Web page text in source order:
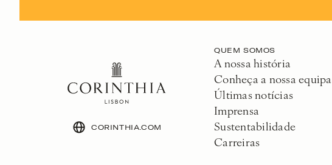
CORINTHIA.COM
QUEM SOMOS
A nossa história
Conheça a nossa equipa
Últimas notícias
Imprensa
Sustentabilidade
Carreiras